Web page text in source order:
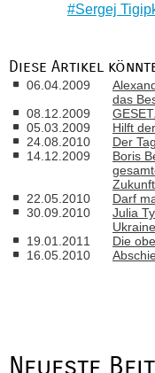
Sergej
Diese Artikel
06.04.2009
das
08.12.2009
05.03.2009
Hilft
24.08.2010
Der
14.12.2009
Boris
22.05.2010
Darf
30.09.2010
Julia
19.01.2011
Die
16.05.2010
Neueste